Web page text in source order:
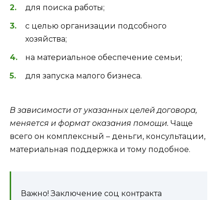
для поиска работы;
с целью организации подсобного
хозяйства;
на материальное обеспечение семьи;
для запуска малого бизнеса.
В зависимости от указанных целей договора,
меняется и формат оказания помощи. Чаще
всего он комплексный – деньги, консультации,
материальная поддержка и тому подобное.
Важно! Заключение соц контракта